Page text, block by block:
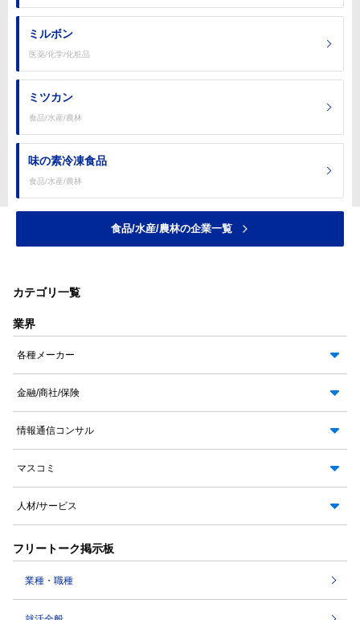
ミルボン
医薬/化学/化粧品
ミツカン
食品/水産/農林
味の素冷凍食品
食品/水産/農林
食品/水産/農林の企業一覧
カテゴリ一覧
業界
各種メーカー
金融/商社/保険
情報通信コンサル
マスコミ
人材/サービス
フリートーク掲示板
業種・職種